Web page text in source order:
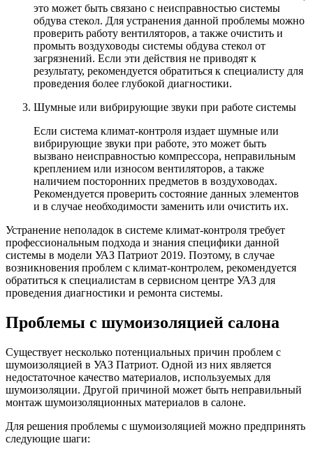
это может быть связано с неисправностью системы
обдува стекол. Для устранения данной проблемы можно
проверить работу вентиляторов, а также очистить и
промыть воздуховоды системы обдува стекол от
загрязнений. Если эти действия не приводят к
результату, рекомендуется обратиться к специалисту для
проведения более глубокой диагностики.
Шумные или вибрирующие звуки при работе системы
Если система климат-контроля издает шумные или
вибрирующие звуки при работе, это может быть
вызвано неисправностью компрессора, неправильным
креплением или износом вентиляторов, а также
наличием посторонних предметов в воздуховодах.
Рекомендуется проверить состояние данных элементов
и в случае необходимости заменить или очистить их.
Устранение неполадок в системе климат-контроля требует
профессиональным подхода и знания специфики данной
системы в модели УАЗ Патриот 2019. Поэтому, в случае
возникновения проблем с климат-контролем, рекомендуется
обратиться к специалистам в сервисном центре УАЗ для
проведения диагностики и ремонта системы.
Проблемы с шумоизоляцией салона
Существует несколько потенциальных причин проблем с
шумоизоляцией в УАЗ Патриот. Одной из них является
недостаточное качество материалов, используемых для
шумоизоляции. Другой причиной может быть неправильный
монтаж шумоизоляционных материалов в салоне.
Для решения проблемы с шумоизоляцией можно предпринять
следующие шаги: